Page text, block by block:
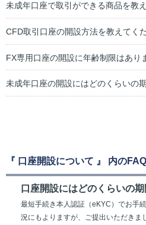
未成年口座で取引ができる商品を教
CFD取引口座の開設方法を教えてくだ
FX専用口座の開設に年齢制限はあり
未成年口座の開設にはどのくらいの
『 口座開設について 』 内のFAQ
口座開設にはどのくらいの
最短手続き本人認証（eKYC）でお手
況にもよりますが、ご提出いただきま